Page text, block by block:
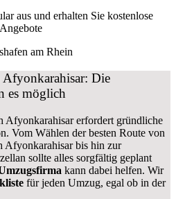
aus und erhalten Sie kostenlose
Angebote
Afyonkarahisar: Die
es möglich
Afyonkarahisar erfordert gründliche
Vom Wählen der besten Route von
Afyonkarahisar bis hin zur
sollte alles sorgfältig geplant
kann dabei helfen. Wir
für jeden Umzug, egal ob in der